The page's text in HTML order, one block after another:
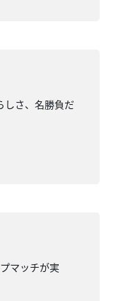
しさ、名勝負だ
マッチが実